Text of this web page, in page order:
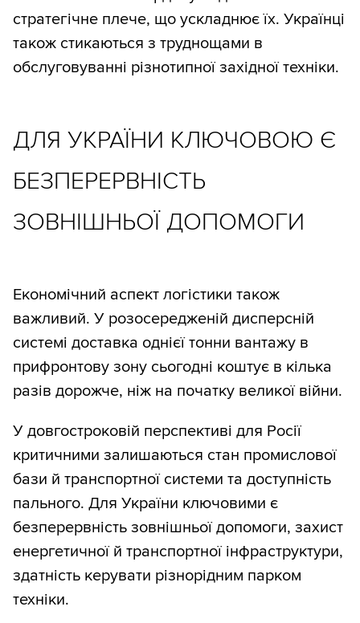
стратегічне плече, що ускладнює їх. Українці
також стикаються з труднощами в
обслуговуванні різнотипної західної техніки.
ДЛЯ УКРАЇНИ КЛЮЧОВОЮ Є
БЕЗПЕРЕРВНІСТЬ
ЗОВНІШНЬОЇ ДОПОМОГИ
Економічний аспект логістики також
важливий. У розосередженій дисперсній
системі доставка однієї тонни вантажу в
прифронтову зону сьогодні коштує в кілька
разів дорожче, ніж на початку великої війни.
У довгостроковій перспективі для Росії
критичними залишаються стан промислової
бази й транспортної системи та доступність
пального. Для України ключовими є
безперервність зовнішньої допомоги, захист
енергетичної й транспортної інфраструктури,
здатність керувати різнорідним парком
техніки.